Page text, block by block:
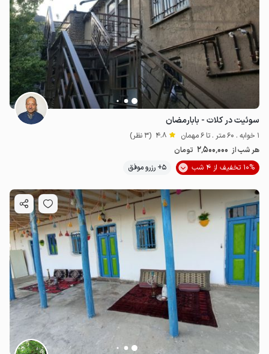
سوئیت در کلات - بابارمضان
1 خوابه . 60 متر . تا 6 مهمان 4.8 (3 نظر)
هر شب از 2٬500٬000 تومان
10% تخفیف از 4 شب
5+ رزرو موفق